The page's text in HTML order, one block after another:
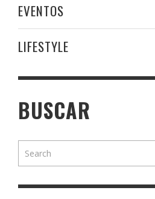
EVENTOS
LIFESTYLE
BUSCAR